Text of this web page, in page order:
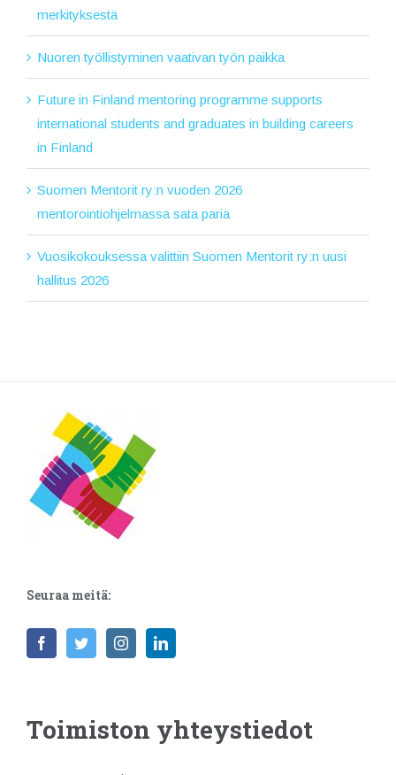
merkityksestä
Nuoren työllistyminen vaativan työn paikka
Future in Finland mentoring programme supports
international students and graduates in building careers
in Finland
Suomen Mentorit ry:n vuoden 2026
mentorointiohjelmassa sata paria
Vuosikokouksessa valittiin Suomen Mentorit ry:n uusi
hallitus 2026
Seuraa meitä:
Toimiston yhteystiedot